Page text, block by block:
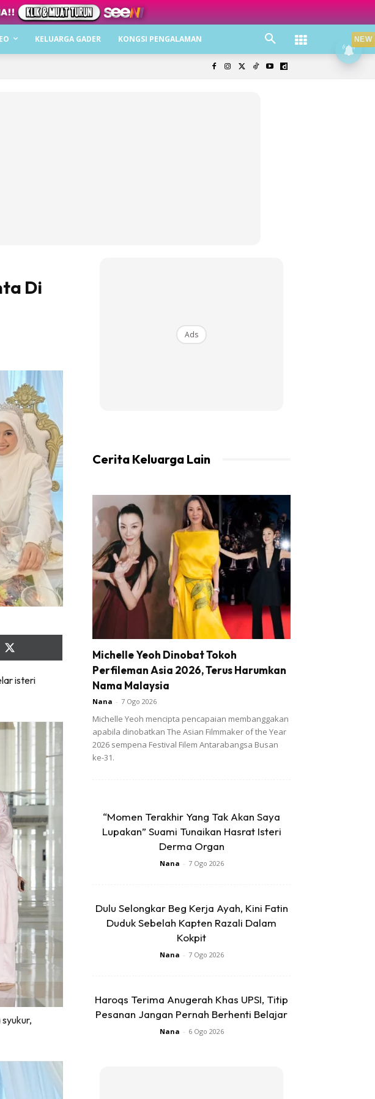
KELUARGA GADER KONGSI PENGALAMAN
Di
Share
on
(Twitter)
isteri
Ads
Cerita Keluarga Lain
Michelle Yeoh Dinobat Tokoh
Perfileman Asia 2026, Terus Harumkan
Nama Malaysia
Nana - 7 Ogo 2026
Michelle Yeoh mencipta pencapaian membanggakan
apabila dinobatkan The Asian Filmmaker of the Year
2026 sempena Festival Filem Antarabangsa Busan
ke-31.
“Momen Terakhir Yang Tak Akan Saya
Lupakan” Suami Tunaikan Hasrat Isteri
Derma Organ
Nana - 7 Ogo 2026
Dulu Selongkar Beg Kerja Ayah, Kini Fatin
Duduk Sebelah Kapten Razali Dalam
Kokpit
Nana - 7 Ogo 2026
Haroqs Terima Anugerah Khas UPSI, Titip
Pesanan Jangan Pernah Berhenti Belajar
Nana - 6 Ogo 2026
NEW